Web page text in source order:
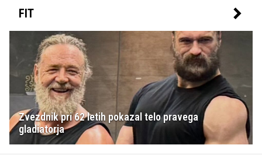
FIT
Zvezdnik pri 62 letih pokazal telo pravega
gladiatorja